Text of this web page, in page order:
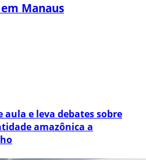
Manaus
aula e leva debates sobre
amazônica a